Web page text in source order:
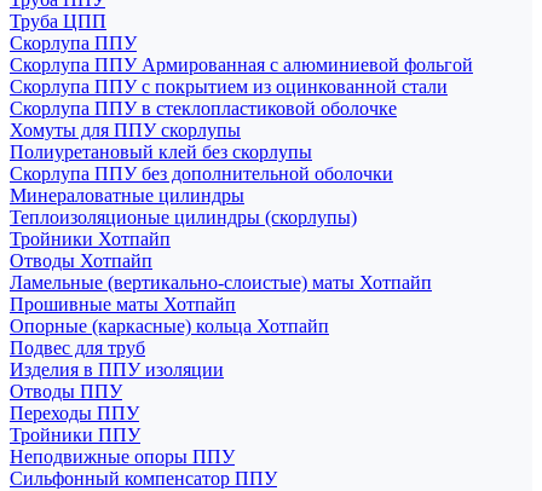
Труба ЦПП
Скорлупа ППУ
Скорлупа ППУ Армированная с алюминиевой фольгой
Скорлупа ППУ с покрытием из оцинкованной стали
Скорлупа ППУ в стеклопластиковой оболочке
Хомуты для ППУ скорлупы
Полиуретановый клей без скорлупы
Скорлупа ППУ без дополнительной оболочки
Минераловатные цилиндры
Теплоизоляционые цилиндры (скорлупы)
Тройники Хотпайп
Отводы Хотпайп
Ламельные (вертикально-слоистые) маты Хотпайп
Прошивные маты Хотпайп
Опорные (каркасные) кольца Хотпайп
Подвес для труб
Изделия в ППУ изоляции
Отводы ППУ
Переходы ППУ
Тройники ППУ
Неподвижные опоры ППУ
Cильфонный компенсатор ППУ